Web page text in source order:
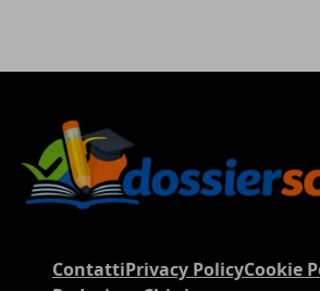
ContattiPrivacy PolicyCookie